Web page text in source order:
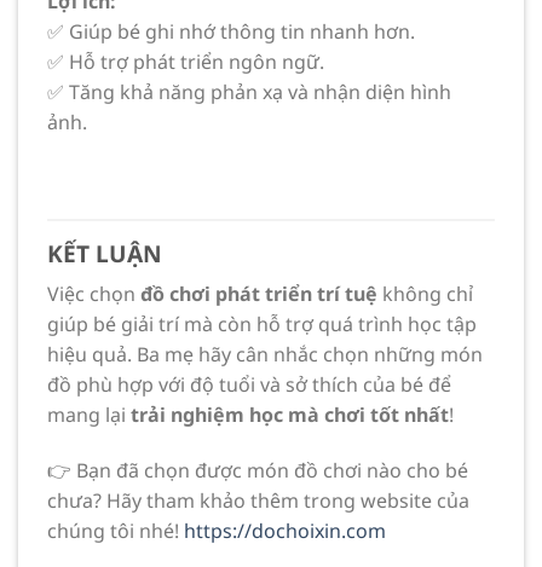
✅ Giúp bé ghi nhớ thông tin nhanh hơn.
✅ Hỗ trợ phát triển ngôn ngữ.
✅ Tăng khả năng phản xạ và nhận diện hình
ảnh.
KẾT LUẬN
Việc chọn đồ chơi phát triển trí tuệ không chỉ
giúp bé giải trí mà còn hỗ trợ quá trình học tập
hiệu quả. Ba mẹ hãy cân nhắc chọn những món
đồ phù hợp với độ tuổi và sở thích của bé để
mang lại trải nghiệm học mà chơi tốt nhất!
👉 Bạn đã chọn được món đồ chơi nào cho bé
chưa? Hãy tham khảo thêm trong website của
chúng tôi nhé! https://dochoixin.com